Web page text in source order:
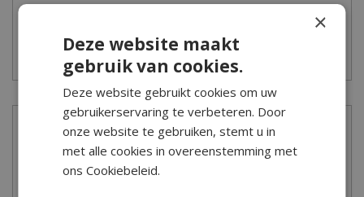
Showroom
×
Deze website maakt
gebruik van cookies.
Deze website gebruikt cookies om uw
gebruikerservaring te verbeteren. Door
onze website te gebruiken, stemt u in
met alle cookies in overeenstemming met
ons Cookiebeleid.